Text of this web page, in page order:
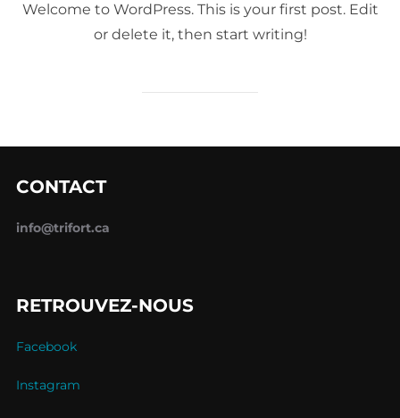
Welcome to WordPress. This is your first post. Edit
or delete it, then start writing!
CONTACT
info@trifort.ca
RETROUVEZ-NOUS
Facebook
Instagram